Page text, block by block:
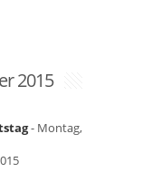
2015
- Montag,